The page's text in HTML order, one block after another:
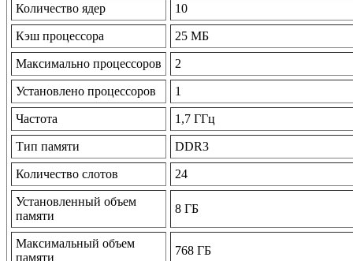
Количество ядер 10
Кэш процессора 25 МБ
Максимально процессоров 2
Установлено процессоров 1
Частота 1,7 ГГц
Тип памяти DDR3
Количество слотов 24
Установленный объем
памяти
8 ГБ
Максимальный объем
памяти
768 ГБ